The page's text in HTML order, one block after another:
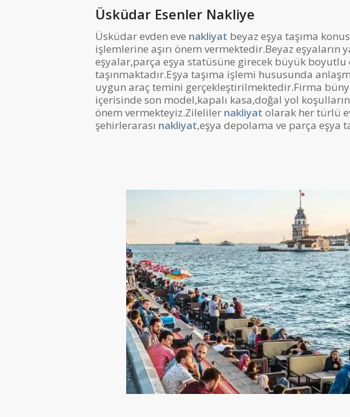
Üsküdar Esenler Nakliye
Üsküdar evden eve nakliyat beyaz eşya taşıma
işlemlerine aşırı önem vermektedir.Beyaz eşyaların
eşyalar,parça eşya statüsüne girecek büyük boyutlu
taşınmaktadır.Eşya taşıma işlemi hususunda
uygun araç temini gerçekleştirilmektedir.Firma
içerisinde son model,kapalı kasa,doğal yol
önem vermekteyiz.Zileliler nakliyat olarak her türlü
şehirlerarası nakliyat,eşya depolama ve parça eşya